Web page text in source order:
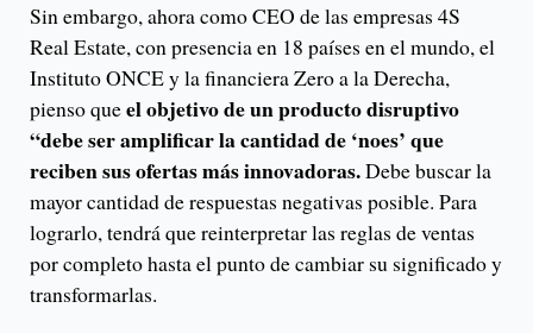
Sin embargo, ahora como CEO de las empresas 4S
Real Estate, con presencia en 18 países en el mundo, el
Instituto ONCE y la financiera Zero a la Derecha,
pienso queel objetivo de un producto disruptivo
“debe ser amplificar la cantidad de ‘noes’ que
reciben sus ofertas más innovadoras.Debe buscar la
mayor cantidad de respuestas negativas posible. Para
lograrlo, tendrá que reinterpretar las reglas de ventas
por completo hasta el punto de cambiar su significado y
transformarlas.